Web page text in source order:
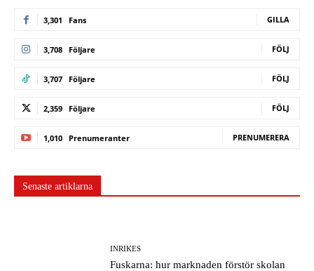
3,301 Fans GILLA
3,708 Följare FÖLJ
3,707 Följare FÖLJ
2,359 Följare FÖLJ
1,010 Prenumeranter PRENUMERERA
Senaste artiklarna
INRIKES
Fuskarna: hur marknaden förstör skolan